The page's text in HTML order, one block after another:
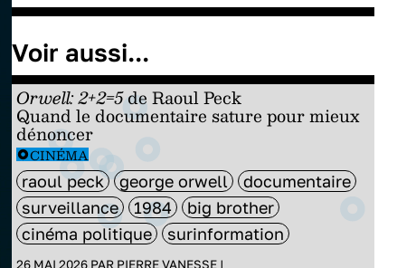
Voir aussi...
Orwell: 2+2=5de Raoul Peck
Quand le documentaire sature pour mieux
dénoncer
CINÉMA
raoul peck george orwell
documentaire
surveillance
1984
big brother
cinéma politique
surinformation
26 MAI 2026 PAR PIERRE VANESSE|